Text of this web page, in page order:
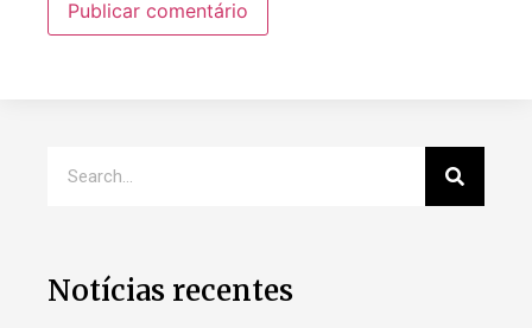
Notícias recentes